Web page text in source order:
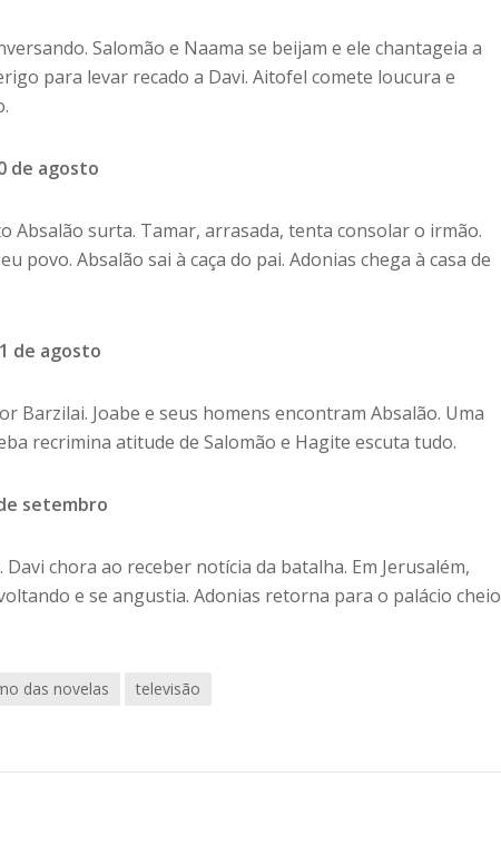
Salomão e Naama se beijam e ele chantageia a
para levar recado a Davi. Aitofel comete loucura e
de agosto
Absalão surta. Tamar, arrasada, tenta consolar o irmão.
povo. Absalão sai à caça do pai. Adonias chega à casa de
de agosto
Barzilai. Joabe e seus homens encontram Absalão. Uma
recrimina atitude de Salomão e Hagite escuta tudo.
setembro
chora ao receber notícia da batalha. Em Jerusalém,
e se angustia. Adonias retorna para o palácio cheio
das novelas televisão